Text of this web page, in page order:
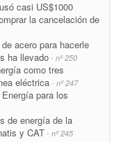
casi US$1000
la cancelación de
acero para hacerle
ha llevado - nº 250
como tres
eléctrica - nº 247
para los
de energía de la
y CAT - nº 245